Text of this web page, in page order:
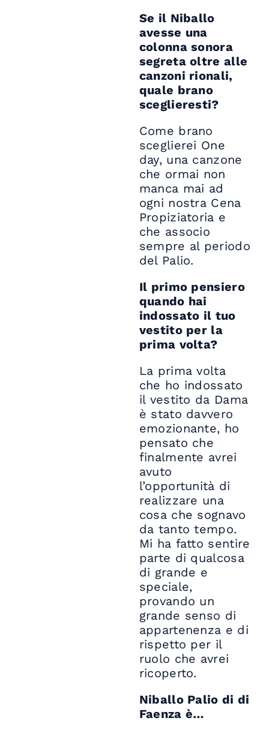
Se il Niballo
avesse una
colonna sonora
segreta oltre alle
canzoni rionali,
quale brano
sceglieresti?
Come brano
sceglierei One
day, una canzone
che ormai non
manca mai ad
ogni nostra Cena
Propiziatoria e
che associo
sempre al periodo
del Palio.
Il primo pensiero
quando hai
indossato il tuo
vestito per la
prima volta?
La prima volta
che ho indossato
il vestito da Dama
è stato davvero
emozionante, ho
pensato che
finalmente avrei
avuto
l’opportunità di
realizzare una
cosa che sognavo
da tanto tempo.
Mi ha fatto sentire
parte di qualcosa
di grande e
speciale,
provando un
grande senso di
appartenenza e di
rispetto per il
ruolo che avrei
ricoperto.
Niballo Palio di di
Faenza è…